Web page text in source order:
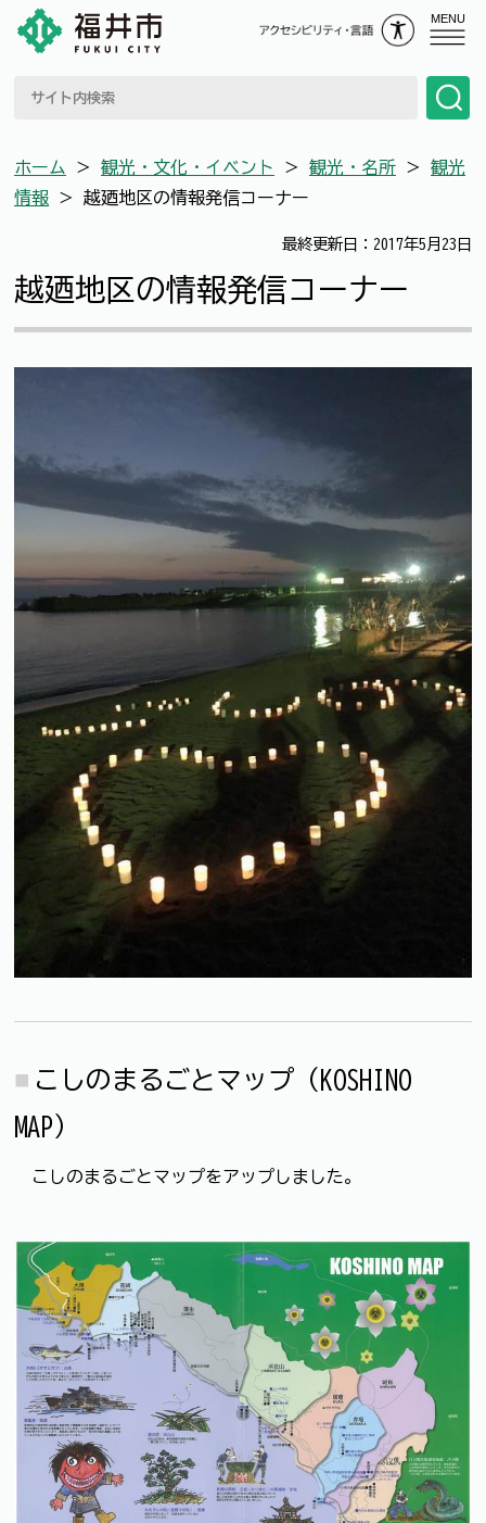
MENU
ホーム ＞ 観光・文化・イベント ＞ 観光・名所 ＞ 観光
情報 ＞ 越廼地区の情報発信コーナー
最終更新日：2017年5月23日
越廼地区の情報発信コーナー
こしのまるごとマップ（KOSHINO
MAP）
こしのまるごとマップをアップしました。